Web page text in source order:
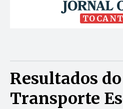
Resultados
Transporte